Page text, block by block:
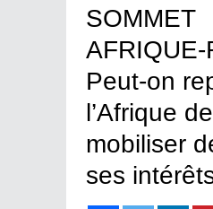
SOMMET
AFRIQUE-
Peut-on
l’Afrique
mobiliser
ses